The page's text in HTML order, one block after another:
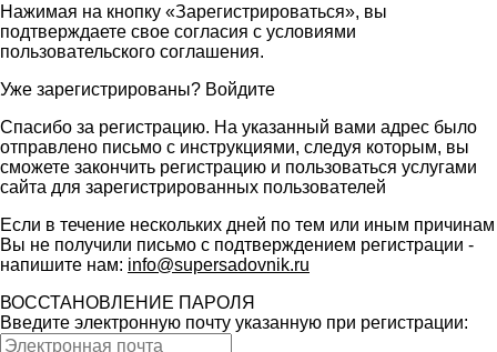
Нажимая на кнопку «Зарегистрироваться», вы
подтверждаете свое согласия с условиями
пользовательского соглашения.
Уже зарегистрированы? Войдите
Спасибо за регистрацию. На указанный вами адрес было
отправлено письмо с инструкциями, следуя которым, вы
сможете закончить регистрацию и пользоваться услугами
сайта для зарегистрированных пользователей
Если в течение нескольких дней по тем или иным причинам
Вы не получили письмо с подтверждением регистрации -
напишите нам: info@supersadovnik.ru
ВОССТАНОВЛЕНИЕ ПАРОЛЯ
Введите электронную почту указанную при регистрации: